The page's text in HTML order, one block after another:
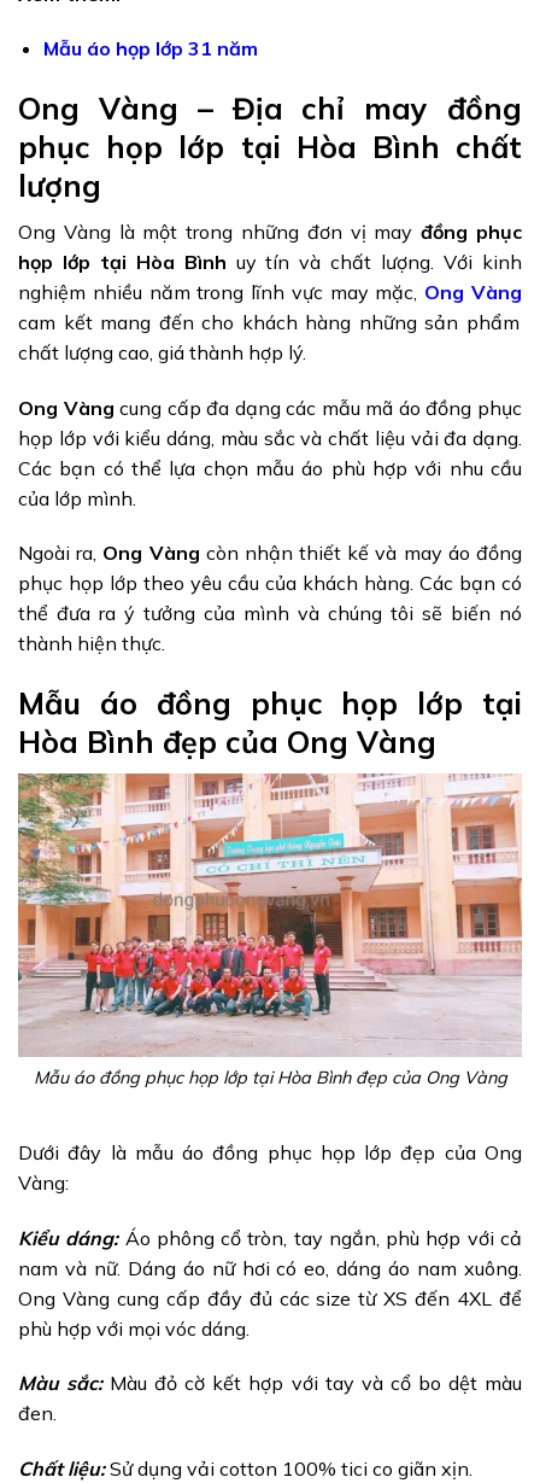
Mẫu áo họp lớp 31 năm
Ong Vàng – Địa chỉ may đồng
phục họp lớp tại Hòa Bình chất
lượng
Ong Vàng là một trong những đơn vị may đồng phục
họp lớp tại Hòa Bình uy tín và chất lượng. Với kinh
nghiệm nhiều năm trong lĩnh vực may mặc, Ong Vàng
cam kết mang đến cho khách hàng những sản phẩm
chất lượng cao, giá thành hợp lý.
Ong Vàng cung cấp đa dạng các mẫu mã áo đồng phục
họp lớp với kiểu dáng, màu sắc và chất liệu vải đa dạng.
Các bạn có thể lựa chọn mẫu áo phù hợp với nhu cầu
của lớp mình.
Ngoài ra, Ong Vàng còn nhận thiết kế và may áo đồng
phục họp lớp theo yêu cầu của khách hàng. Các bạn có
thể đưa ra ý tưởng của mình và chúng tôi sẽ biến nó
thành hiện thực.
Mẫu áo đồng phục họp lớp tại
Hòa Bình đẹp của Ong Vàng
Mẫu áo đồng phục họp lớp tại Hòa Bình đẹp của Ong Vàng
Dưới đây là mẫu áo đồng phục họp lớp đẹp của Ong
Vàng:
Kiểu dáng: Áo phông cổ tròn, tay ngắn , phù hợp với cả
nam và nữ. Dáng áo nữ hơi có eo, dáng áo nam xuông.
Ong Vàng cung cấp đầy đủ các size từ XS đến 4XL để
phù hợp với mọi vóc dáng.
Màu sắc: Màu đỏ cờ kết hợp với tay và cổ bo dệt màu
đen.
Chất liệu:Sử dụng vải cotton 100% tici co giãn xịn.